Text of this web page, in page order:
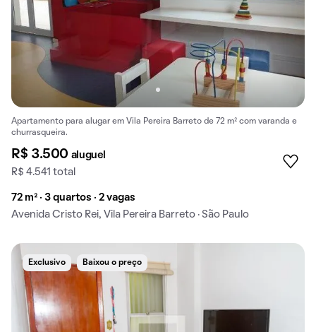
Apartamento para alugar em Vila Pereira Barreto de 72 m² com varanda e
churrasqueira.
R$ 3.500 aluguel
R$ 4.541 total
72 m² · 3 quartos · 2 vagas
Avenida Cristo Rei, Vila Pereira Barreto · São Paulo
Exclusivo Baixou o preço